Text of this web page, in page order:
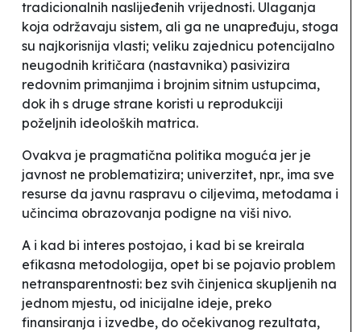
tradicionalnih naslijeđenih vrijednosti. Ulaganja
koja održavaju sistem, ali ga ne unapređuju, stoga
su najkorisnija vlasti; veliku zajednicu potencijalno
neugodnih kritičara (nastavnika) pasivizira
redovnim primanjima i brojnim sitnim ustupcima,
dok ih s druge strane koristi u reprodukciji
poželjnih ideoloških matrica.
Ovakva je pragmatična politika moguća jer je
javnost ne problematizira; univerzitet, npr., ima sve
resurse da javnu raspravu o ciljevima, metodama i
učincima obrazovanja podigne na viši nivo.
A i kad bi interes postojao, i kad bi se kreirala
efikasna metodologija, opet bi se pojavio problem
netransparentnosti: bez svih činjenica skupljenih na
jednom mjestu, od inicijalne ideje, preko
finansiranja i izvedbe, do očekivanog rezultata,